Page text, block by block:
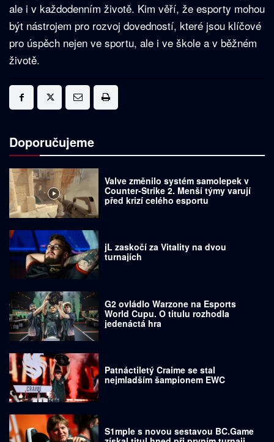
ale i v každodenním životě. Kim věří, že esporty mohou
být nástrojem pro rozvoj dovedností, které jsou klíčové
pro úspěch nejen ve sportu, ale i ve škole a v běžném
životě.
Doporučujeme
Valve změnilo systém samolepek v
Counter-Strike 2. Menší týmy varují
před krizí celého esportu
jL zaskočí za Vitality na dvou
turnajích
G2 ovládlo Warzone na Esports
World Cupu. O titulu rozhodla
jedenáctá hra
Patnáctiletý Craime se stal
nejmladším šampionem EWC
S1mple s novou sestavou BC.Game